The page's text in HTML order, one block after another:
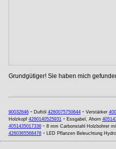
Grundgütiger! Sie haben mich
90032646- Duftöl 4260075750644- Verstärker
Holzkopf 4260140525931- Essgabel, Ahorn
4051435017336- 8 mm Carbonstahl Holzbohrer
4260365568478- LED Pflanzen Beleuchtung